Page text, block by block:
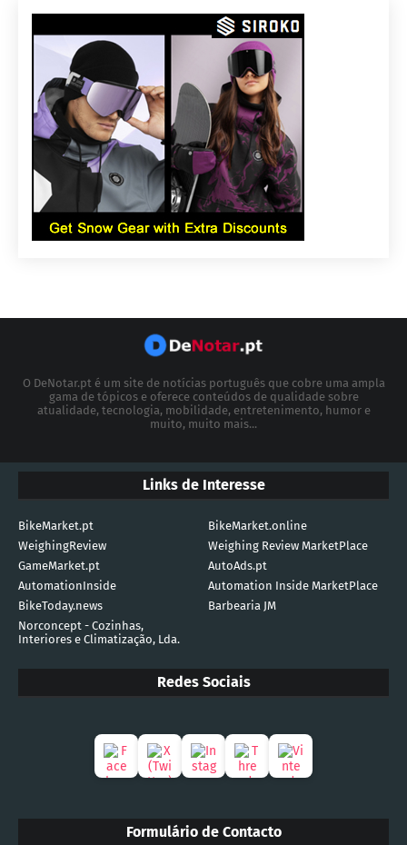
O DeNotar.pt é um site de notícias português que cobre uma ampla
gama de tópicos e oferece conteúdos de qualidade sobre
atualidade, tecnologia, mobilidade, entretenimento, humor e
muito, muito mais...
Links de Interesse
BikeMarket.pt
BikeMarket.online
WeighingReview
Weighing Review MarketPlace
GameMarket.pt
AutoAds.pt
AutomationInside
Automation Inside MarketPlace
BikeToday.news
Barbearia JM
Norconcept - Cozinhas,
Interiores e Climatização, Lda.
Redes Sociais
Formulário de Contacto